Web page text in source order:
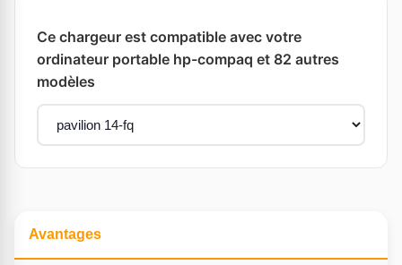
Ce chargeur est compatible avec votre
ordinateur portable hp-compaq et 82 autres
modèles
Avantages